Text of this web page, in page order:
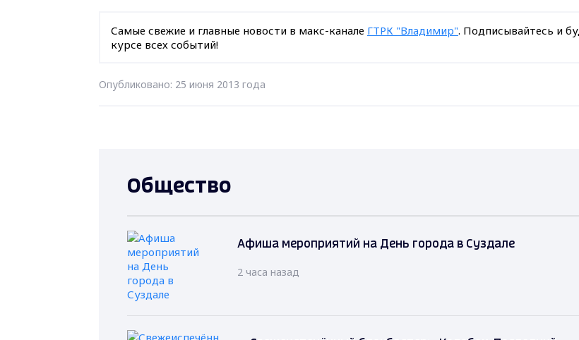
Самые свежие и главные новости в макс-канале ГТРК "Владимир". Подписывайтесь и
курсе всех событий!
Опубликовано: 25 июня 2013 года
Общество
Афиша мероприятий на День города в Суздале
2 часа назад